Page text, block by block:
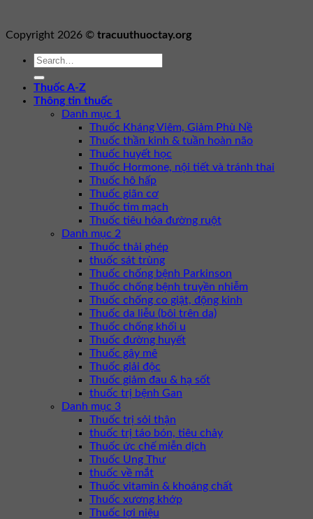
Copyright 2026 © tracuuthuoctay.org
Thuốc A-Z
Thông tin thuốc
Danh mục 1
Thuốc Kháng Viêm, Giảm Phù Nề
Thuốc thần kinh & tuần hoàn não
Thuốc huyết học
Thuốc Hormone, nội tiết và tránh thai
Thuốc hô hấp
Thuốc giãn cơ
Thuốc tim mạch
Thuốc tiêu hóa đường ruột
Danh mục 2
Thuốc thải ghép
thuốc sát trùng
Thuốc chống bệnh Parkinson
Thuốc chống bệnh truyền nhiễm
Thuốc chống co giật, động kinh
Thuốc da liễu (bôi trên da)
Thuốc chống khối u
Thuốc đường huyết
Thuốc gây mê
Thuốc giải độc
Thuốc giảm đau & hạ sốt
thuốc trị bệnh Gan
Danh mục 3
Thuốc trị sỏi thận
thuốc trị táo bón, tiêu chảy
Thuốc ức chế miễn dịch
Thuốc Ung Thư
thuốc về mắt
Thuốc vitamin & khoáng chất
Thuốc xương khớp
Thuốc lợi niệu